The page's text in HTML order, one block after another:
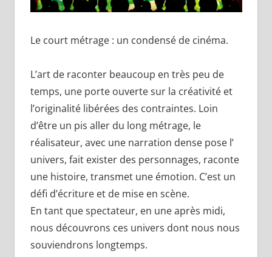
Le court métrage : un condensé de cinéma.
L’art de raconter beaucoup en très peu de
temps, une porte ouverte sur la créativité et
l’originalité libérées des contraintes. Loin
d’être un pis aller du long métrage, le
réalisateur, avec une narration dense pose l’
univers, fait exister des personnages, raconte
une histoire, transmet une émotion. C’est un
défi d’écriture et de mise en scène.
En tant que spectateur, en une après midi,
nous découvrons ces univers dont nous nous
souviendrons longtemps.